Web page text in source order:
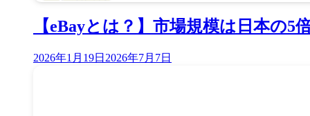
【eBayとは？】市場規模は日本の5
2026年1月19日 2026年7月7日